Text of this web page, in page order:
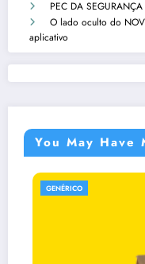
PEC DA
O lado oculto do
aplicativo
You May Have